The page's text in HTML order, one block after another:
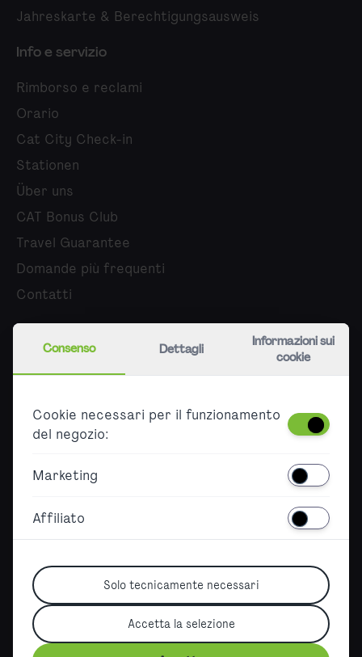
Consenso Dettagli
Informazioni sui
cookie
Cookie necessari per il funzionamento
del negozio:
Marketing
Affiliato
Solo tecnicamente necessari
Accetta la selezione
Jahreskarte & Berechtigungsausweis
Info e servizio
Rimborso e reclami
Orario
Cat City Check-in
Stationen
Über uns
CAT Bonus Club
Travel Guarantee
Domande più frequenti
Contatti
Chi siamo
Partner
Barrierefreier Ticketkauf
Declaration on accessibility
Sitemap
German Version | English Version Spanish Version